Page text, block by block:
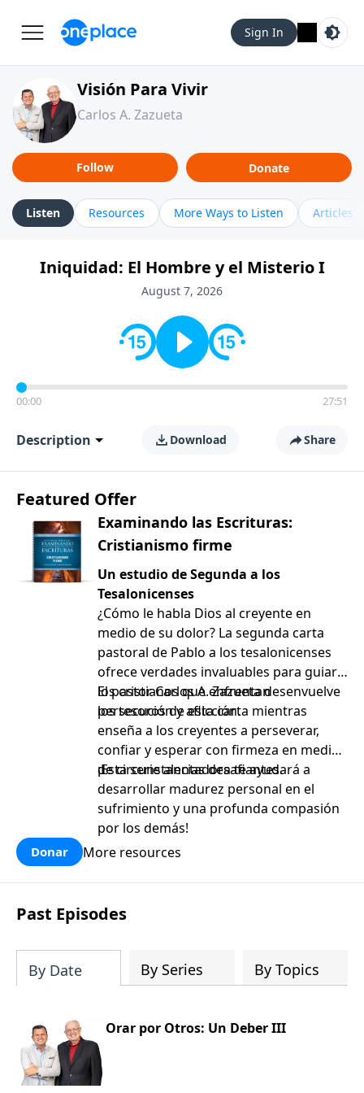
Sign In
Visión Para Vivir
Carlos A. Zazueta
Follow Donate
Listen Resources More Ways to Listen Articles
Iniquidad: El Hombre y el Misterio I
August 7, 2026
00:00 27:51
Description Download Share
Featured Offer
Examinando las Escrituras:
Cristianismo firme
Un estudio de Segunda a los
Tesalonicenses
¿Cómo le habla Dios al creyente en
medio de su dolor? La segunda carta
pastoral de Pablo a los tesalonicenses
ofrece verdades invaluables para guiar a
los cristianos que enfrentan
persecución y aflicción.
El pastor Carlos A. Zazueta desenvuelve
los tesoros de esta carta mientras
enseña a los creyentes a perseverar,
confiar y esperar con firmeza en medio
de circunstancias desafiantes.
¡Esta serie alentadora te ayudará a
desarrollar madurez personal en el
sufrimiento y una profunda compasión
por los demás!
Donar More resources
Past Episodes
By Date By Series By Topics
Orar por Otros: Un Deber III